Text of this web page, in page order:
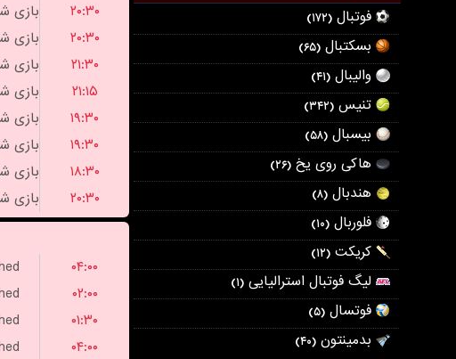
فوتبال (۱۷۲)
بسکتبال (۶۵)
والیبال (۴۱)
تنیس (۳۴۲)
بیسبال (۵۸)
هاکی روی یخ (۲۶)
هندبال (۸)
فلوربال (۱۰)
کریکت (۱۲)
لیگ فوتبال استرالیایی (۱)
فوتسال (۵)
بدمینتون (۴۰)
۲۰:۳۰
۲۰:۳۰
۲۱:۳۰
۲۱:۱۵
۱۹:۳۰
۱۹:۳۰
۱۸:۳۰
۲۰:۳۰
۰۴:۰۰
۰۲:۰۰
۰۱:۳۰
۰۴:۰۰